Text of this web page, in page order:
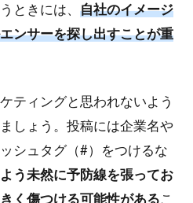
ときには、 自社のイメージ
ンサーを探し出すことが重
ティングと思われないよう
しょう。投稿には企業名や
シュタグ（#）をつけるな
う未然に予防線を張ってお
く傷つける可能性があるこ